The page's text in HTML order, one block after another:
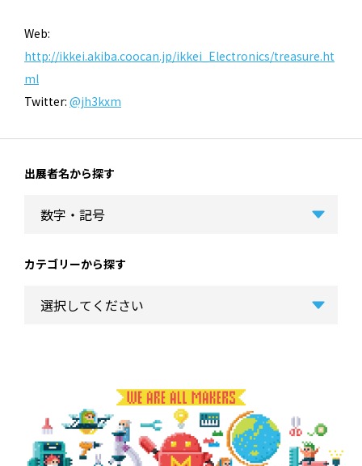
Web:
http://ikkei.akiba.coocan.jp/ikkei_Electronics/treasure.ht
ml
Twitter: @jh3kxm
出展者名から探す
カテゴリーから探す